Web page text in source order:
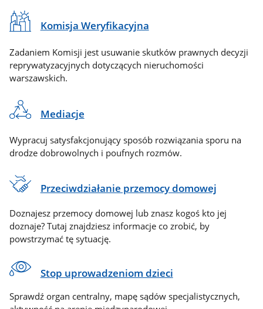
Komisja Weryfikacyjna
Zadaniem Komisji jest usuwanie skutków prawnych decyzji
reprywatyzacyjnych dotyczących nieruchomości
warszawskich.
Mediacje
Wypracuj satysfakcjonujący sposób rozwiązania sporu na
drodze dobrowolnych i poufnych rozmów.
Przeciwdziałanie przemocy domowej
Doznajesz przemocy domowej lub znasz kogoś kto jej
doznaje? Tutaj znajdziesz informacje co zrobić, by
powstrzymać tę sytuację.
Stop uprowadzeniom dzieci
Sprawdź organ centralny, mapę sądów specjalistycznych,